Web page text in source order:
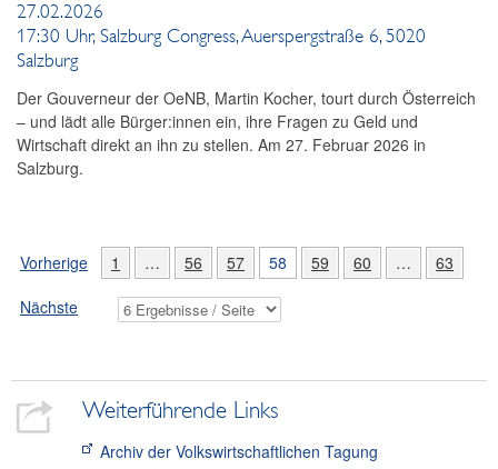
27.02.2026
17:30 Uhr, Salzburg Congress, Auerspergstraße 6, 5020
Salzburg
Der Gouverneur der OeNB, Martin Kocher, tourt durch Österreich
– und lädt alle Bürger:innen ein, ihre Fragen zu Geld und
Wirtschaft direkt an ihn zu stellen. Am 27. Februar 2026 in
Salzburg.
Vorherige 1 … 56 57 58 59 60 …
63
Nächste
Weiterführende Links
Archiv der Volkswirtschaftlichen Tagung